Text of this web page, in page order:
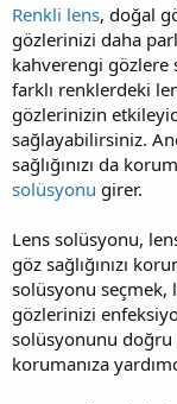
Renkli lens, doğal
gözlerinizi daha
kahverengi gözlere
farklı renklerdeki
gözlerinizin
sağlayabilirsiniz.
sağlığınızı da
solüsyonu girer.
Lens solüsyonu,
göz sağlığınızı
solüsyonu seçmek,
gözlerinizi
solüsyonunu
korumanıza